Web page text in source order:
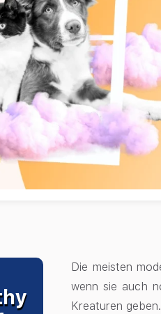
Die meisten
wenn sie auch
Kreaturen